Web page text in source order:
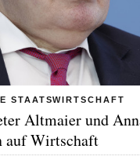
STAATSWIRTSCHAFT
Altmaier und
auf Wirtschaft